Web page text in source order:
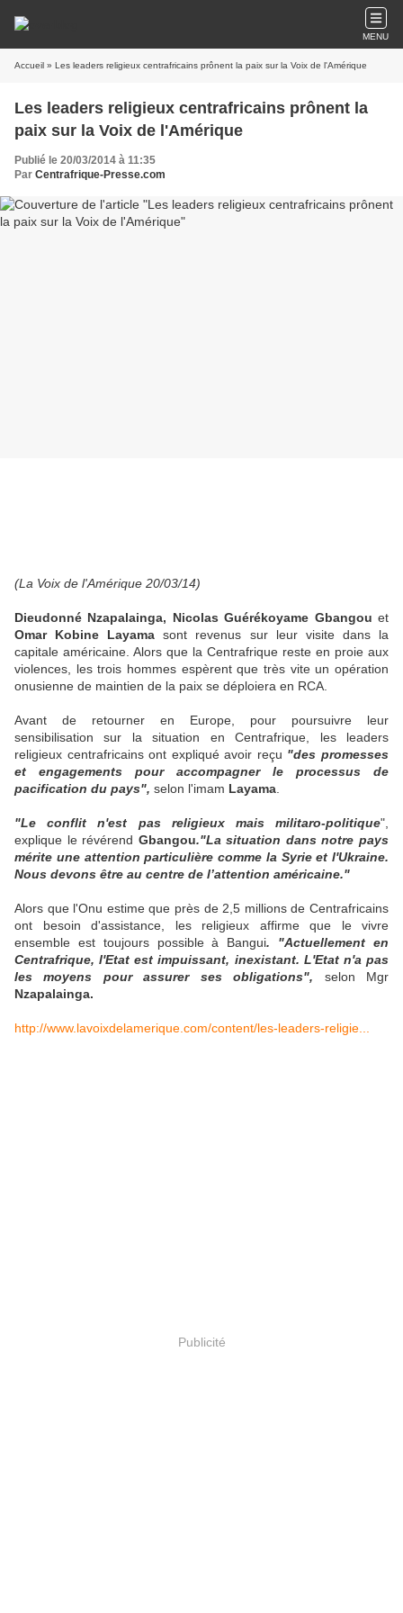
MENU
Accueil » Les leaders religieux centrafricains prônent la paix sur la Voix de l'Amérique
Les leaders religieux centrafricains prônent la
paix sur la Voix de l'Amérique
Publié le 20/03/2014 à 11:35
Par Centrafrique-Presse.com
(La Voix de l'Amérique 20/03/14)
Dieudonné Nzapalainga, Nicolas Guérékoyame Gbangou et
Omar Kobine Layama sont revenus sur leur visite dans la
capitale américaine. Alors que la Centrafrique reste en proie aux
violences, les trois hommes espèrent que très vite un opération
onusienne de maintien de la paix se déploiera en RCA.
Avant de retourner en Europe, pour poursuivre leur
sensibilisation sur la situation en Centrafrique, les leaders
religieux centrafricains ont expliqué avoir reçu "des promesses
et engagements pour accompagner le processus de
pacification du pays", selon l'imam Layama
"Le conflit n'est pas religieux mais militaro-politique",
explique le révérend Gbangou."La situation dans notre pays
mérite une attention particulière comme la Syrie et l'Ukraine.
Nous devons être au centre de l’attention américaine."
Alors que l'Onu estime que près de 2,5 millions de Centrafricains
ont besoin d'assistance, les religieux affirme que le vivre
ensemble est toujours possible à Bangui. "Actuellement en
Centrafrique, l'Etat est impuissant, inexistant. L'Etat n'a pas
les moyens pour assurer ses obligations", selon Mgr
Nzapalainga.
http://www.lavoixdelamerique.com/content/les-leaders-religie...
Publicité